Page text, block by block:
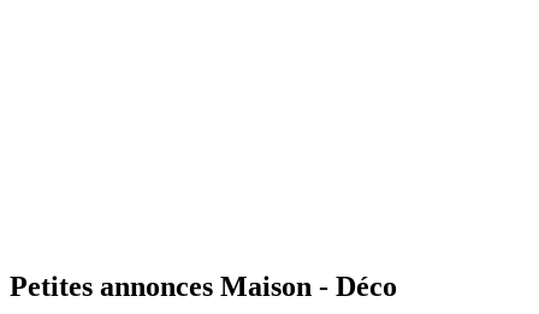
Petites annonces Maison - Déco